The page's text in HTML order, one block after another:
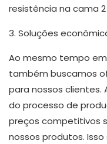
3. Soluções
Ao mesmo tempo
também buscamos
para nossos
do processo de
preços competitivos
nossos produtos.